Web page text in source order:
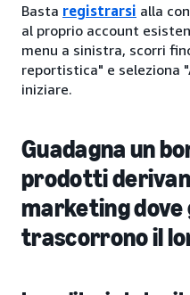
Basta registrarsi alla
al proprio account
menu a sinistra, scorri
reportistica" e seleziona
iniziare.
Guadagna un
prodotti
marketing
trascorrono il